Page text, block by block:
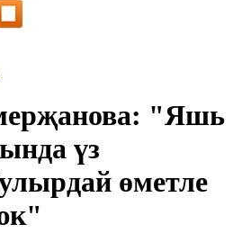
"Яшь
үз
өметле